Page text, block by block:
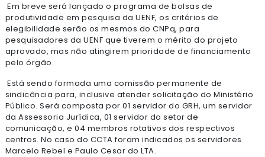
Em breve será lançado o programa de bolsas de
produtividade em pesquisa da UENF, os critérios de
elegibilidade serão os mesmos do CNPq, para
pesquisadores da UENF que tiverem o mérito do projeto
aprovado, mas não atingirem prioridade de financiamento
pelo órgão.
Está sendo formada uma comissão permanente de
sindicância para, inclusive atender solicitação do Ministério
Público. Será composta por 01 servidor do GRH, um servidor
da Assessoria Jurídica, 01 servidor do setor de
comunicação, e 04 membros rotativos dos respectivos
centros. No caso do CCTA foram indicados os servidores
Marcelo Rebel e Paulo Cesar do LTA.